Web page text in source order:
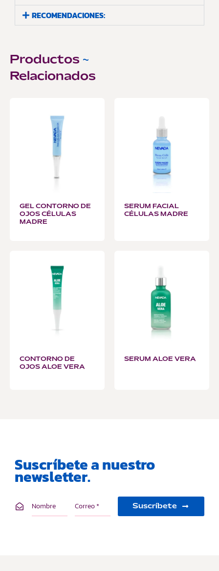
RECOMENDACIONES:
Productos ~
Relacionados
GEL CONTORNO DE
OJOS CÉLULAS
MADRE
SERUM FACIAL
CÉLULAS MADRE
CONTORNO DE
OJOS ALOE VERA
SERUM ALOE VERA
Suscríbete a nuestro
newsletter.
Suscríbete